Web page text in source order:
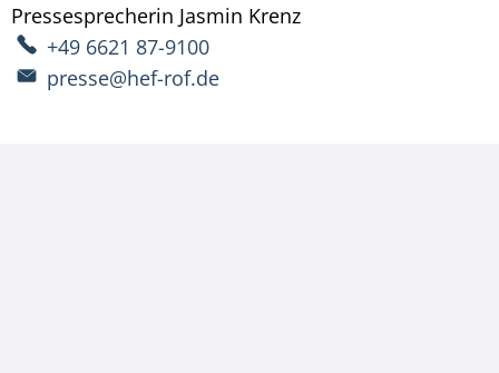
Pressesprecherin Jasmin Krenz
+49 6621 87-9100
presse@hef-rof.de